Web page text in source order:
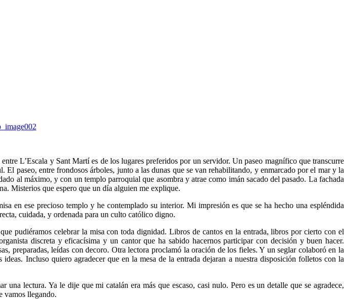
L’Escala y Sant Martí es de los lugares preferidos por un servidor. Un paseo magnífico que transcurre
paseo, entre frondosos árboles, junto a las dunas que se van rehabilitando, y enmarcado por el mar y la
al máximo, y con un templo parroquial que asombra y atrae como imán sacado del pasado. La fachada
Misterios que espero que un día alguien me explique.
en ese precioso templo y he contemplado su interior. Mi impresión es que se ha hecho una espléndida
cuidada, y ordenada para un culto católico digno.
pudiéramos celebrar la misa con toda dignidad. Libros de cantos en la entrada, libros por cierto con el
discreta y eficacísima y un cantor que ha sabido hacernos participar con decisión y buen hacer.
preparadas, leídas con decoro. Otra lectora proclamó la oración de los fieles. Y un seglar colaboró en la
Incluso quiero agradecer que en la mesa de la entrada dejaran a nuestra disposición folletos con la
lectura. Ya le dije que mi catalán era más que escaso, casi nulo. Pero es un detalle que se agradece,
vamos llegando.